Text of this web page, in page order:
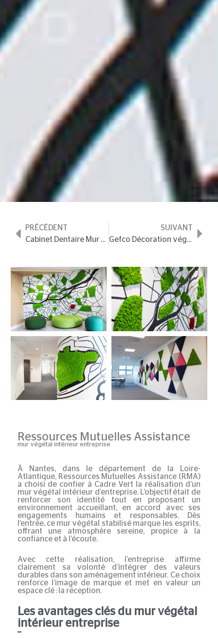
PRÉCÉDENT
Cabinet Dentaire Mur végétal lichen
SUIVANT
Gefco Décoration végétale d’intérieur
Ressources Mutuelles Assistance
mur végétal intérieur entreprise
À Nantes, dans le département de la Loire-
Atlantique, Ressources Mutuelles Assistance (RMA)
a choisi de confier à Cadre Vert la réalisation d’un
mur végétal intérieur d’entreprise. L’objectif était de
renforcer son identité tout en proposant un
environnement accueillant, en accord avec ses
engagements humains et responsables. Dès
l’entrée, ce mur végétal stabilisémarque les esprits,
offrant une atmosphère sereine, propice à la
confiance et à l’écoute.
Avec cette réalisation, l’entreprise affirme
clairement sa volonté d’intégrer des valeurs
durables dans son aménagement intérieur. Ce choix
renforce l’image de marque et met en valeur un
espace clé : la réception.
Les avantages clés du mur végétal
intérieur entreprise